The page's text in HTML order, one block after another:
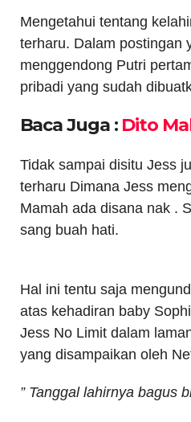
Mengetahui tentang
terharu. Dalam postingan
menggendong Putri
pribadi yang sudah
Baca Juga : Dito
Tidak sampai disitu Jess
terharu Dimana Jess
Mamah ada disana nak .
sang buah hati.
Hal ini tentu saja
atas kehadiran baby
Jess No Limit dalam
yang disampaikan oleh
” Tanggal lahirnya bagus